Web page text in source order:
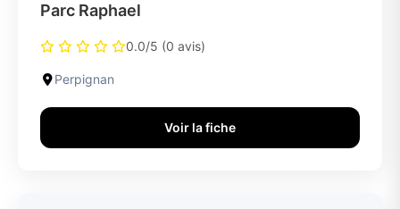
Parc Raphael
0.0/5 (0 avis)
Perpignan
Voir la fiche